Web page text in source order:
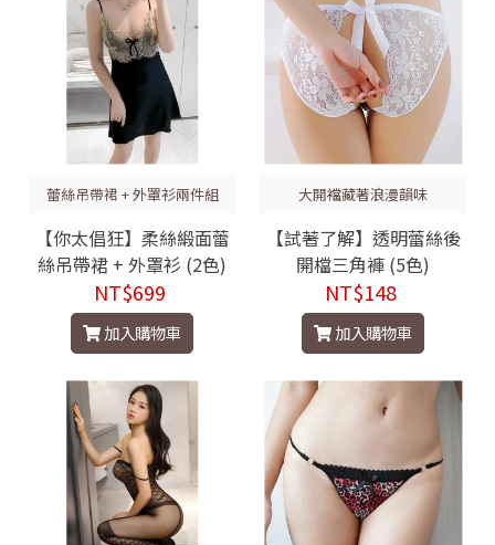
蕾絲吊帶裙 + 外罩衫兩件組
【你太倡狂】柔絲緞面蕾
絲吊帶裙 + 外罩衫 (2色)
NT$699
加入購物車
大開襠藏著浪漫韻味
【試著了解】透明蕾絲後
開檔三角褲 (5色)
NT$148
加入購物車